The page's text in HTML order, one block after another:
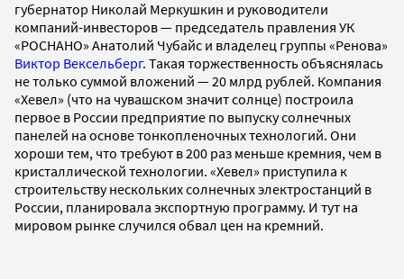
губернатор Николай Меркушкин и руководители
компаний-инвесторов — председатель правления УК
«РОСНАНО» Анатолий Чубайс и владелец группы «Ренова»
Виктор Вексельберг. Такая торжественность объяснялась
не только суммой вложений — 20 млрд рублей. Компания
«Хевел» (что на чувашском значит солнце) построила
первое в России предприятие по выпуску солнечных
панелей на основе тонкопленочных технологий. Они
хороши тем, что требуют в 200 раз меньше кремния, чем в
кристаллической технологии. «Хевел» приступила к
строительству нескольких солнечных электростанций в
России, планировала экспортную программу. И тут на
мировом рынке случился обвал цен на кремний.